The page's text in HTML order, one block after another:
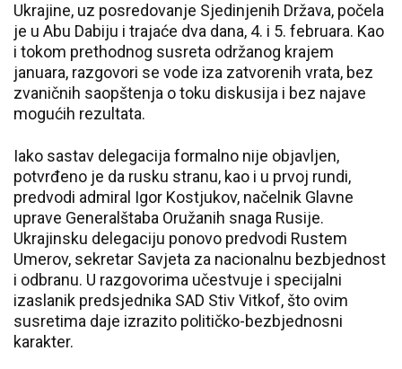
Ukrajine, uz posredovanje Sjedinjenih Država, počela
je u Abu Dabiju i trajaće dva dana, 4. i 5. februara. Kao
i tokom prethodnog susreta održanog krajem
januara, razgovori se vode iza zatvorenih vrata, bez
zvaničnih saopštenja o toku diskusija i bez najave
mogućih rezultata.
Iako sastav delegacija formalno nije objavljen,
potvrđeno je da rusku stranu, kao i u prvoj rundi,
predvodi admiral Igor Kostjukov, načelnik Glavne
uprave Generalštaba Oružanih snaga Rusije.
Ukrajinsku delegaciju ponovo predvodi Rustem
Umerov, sekretar Savjeta za nacionalnu bezbjednost
i odbranu. U razgovorima učestvuje i specijalni
izaslanik predsjednika SAD Stiv Vitkof, što ovim
susretima daje izrazito političko-bezbjednosni
karakter.